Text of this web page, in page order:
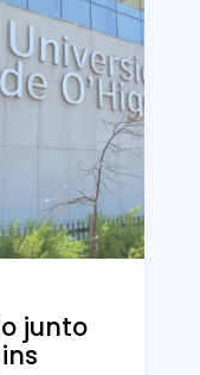
junto